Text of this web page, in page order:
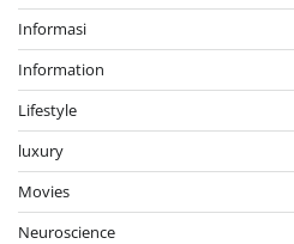
Informasi
Information
Lifestyle
luxury
Movies
Neuroscience